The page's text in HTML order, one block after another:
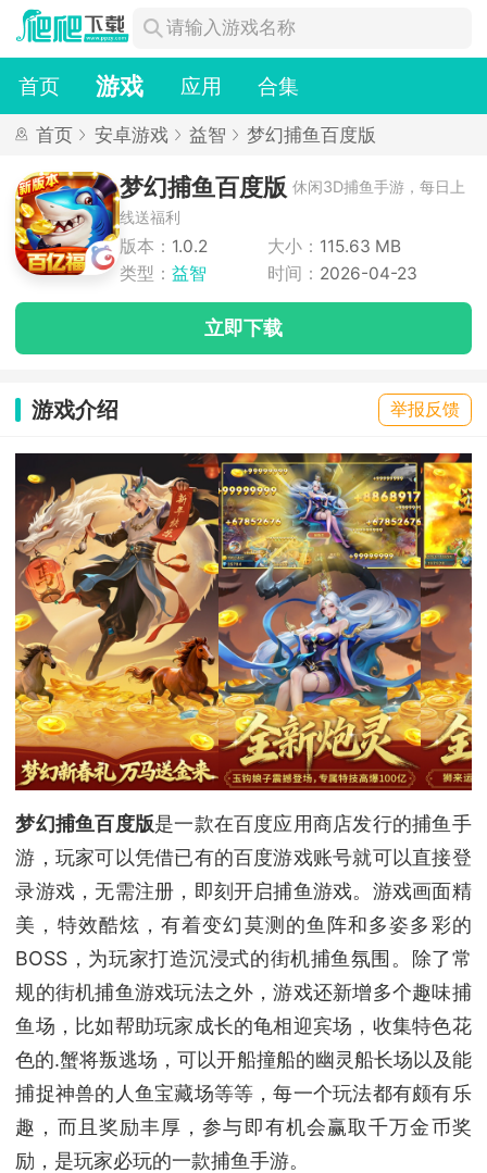
首页 游戏 应用 合集
首页 安卓游戏 益智 梦幻捕鱼百度版
梦幻捕鱼百度版 休闲3D捕鱼手游，每日上
线送福利
版本： 1.0.2 大小： 115.63 MB
类型： 益智 时间： 2026-04-23
立即下载
游戏介绍 举报反馈
梦幻捕鱼百度版是一款在百度应用商店发行的捕鱼手
游，玩家可以凭借已有的百度游戏账号就可以直接登
录游戏，无需注册，即刻开启捕鱼游戏。游戏画面精
美，特效酷炫，有着变幻莫测的鱼阵和多姿多彩的
BOSS，为玩家打造沉浸式的街机捕鱼氛围。除了常
规的街机捕鱼游戏玩法之外，游戏还新增多个趣味捕
鱼场，比如帮助玩家成长的龟相迎宾场，收集特色花
色的.蟹将叛逃场，可以开船撞船的幽灵船长场以及能
捕捉神兽的人鱼宝藏场等等，每一个玩法都有颇有乐
趣，而且奖励丰厚，参与即有机会赢取千万金币奖
励，是玩家必玩的一款捕鱼手游。